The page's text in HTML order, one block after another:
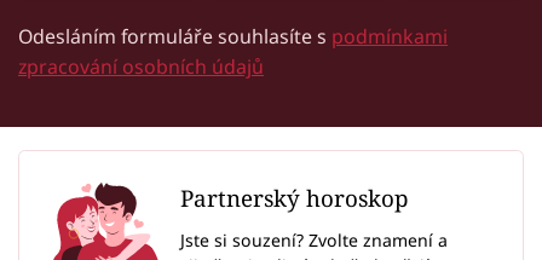
Odesláním formuláře souhlasíte s podmínkami
zpracování osobních údajů
Partnerský horoskop
Jste si souzení? Zvolte znamení a